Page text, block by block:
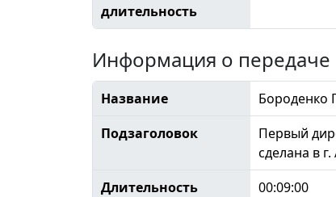
длительность
Информация о передаче
Название
Бороденко
Подзаголовок
Первый
сделана в
Длительность
00:09:00